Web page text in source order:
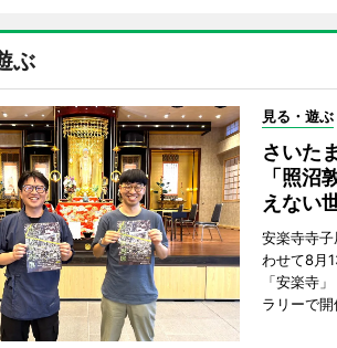
ぶ
見る・遊ぶ
さいた
「照
えない
安楽寺寺
わせて8月
「安楽寺
ラリーで開